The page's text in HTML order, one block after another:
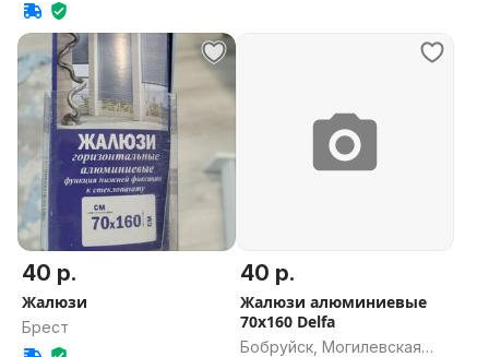
40 р.
Жалюзи
Брест
40 р.
Жалюзи алюминиевые
70х160 Delfa
Бобруйск, Могилевская